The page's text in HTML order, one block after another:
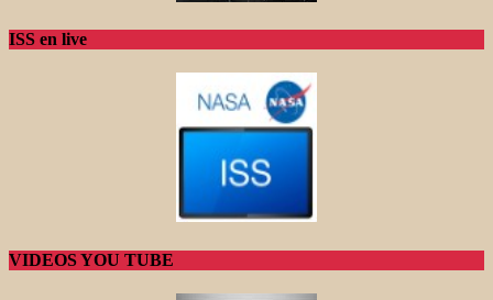
ISS en live
VIDEOS YOU TUBE